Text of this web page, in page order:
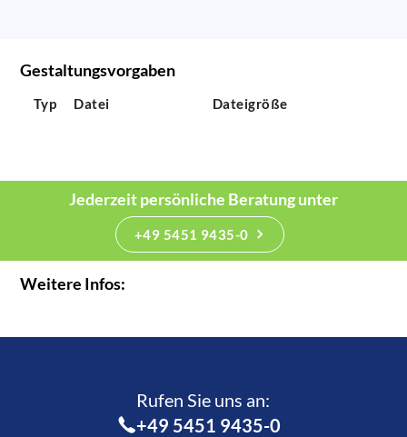
Gestaltungsvorgaben
Typ Datei Dateigröße
Jederzeit persönliche Beratung unter
+49 5451 9435-0
Weitere Infos:
Rufen Sie uns an:­
+49 5451 9435-0